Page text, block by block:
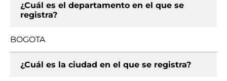
¿Cuál es el departamento en el que se
registra?
BOGOTA
¿Cuál es la ciudad en el que se registra?